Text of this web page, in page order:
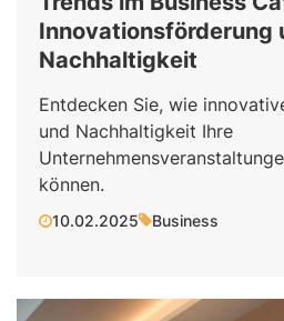
Innovationsförderung
Nachhaltigkeit
Entdecken Sie, wie
und Nachhaltigkeit Ihre
können.
10.02.2025 Business